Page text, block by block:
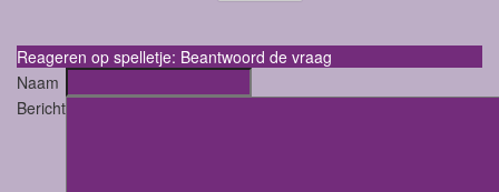
Reageren op spelletje: Beantwoord de vraag
Naam
Bericht